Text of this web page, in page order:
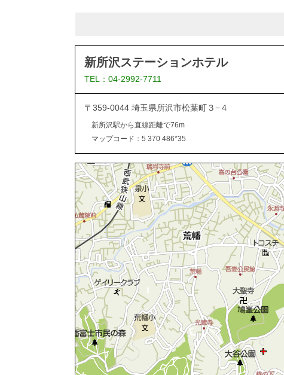
新所沢ステーションホテル
TEL：04-2992-7711
〒359-0044 埼玉県所沢市松葉町３−４
新所沢駅から直線距離で76m
マップコード：5 370 486*35